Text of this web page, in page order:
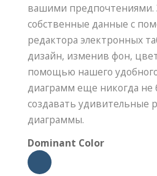
вашими предпочтениями.
собственные данные с
редактора электронных
дизайн, изменив фон,
помощью нашего
диаграмм еще никогда не
создавать удивительные
диаграммы.
Dominant Color